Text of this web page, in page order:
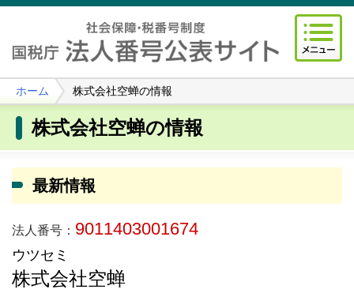
ホーム 株式会社空蝉の情報
株式会社空蝉の情報
最新情報
法人番号： 9011403001674
ウツセミ
株式会社空蝉